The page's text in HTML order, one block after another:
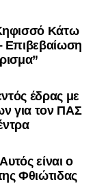
Κάτω
Επιβεβαίωση
έδρας με
για τον ΠΑΣ
είναι ο
Φθιώτιδας